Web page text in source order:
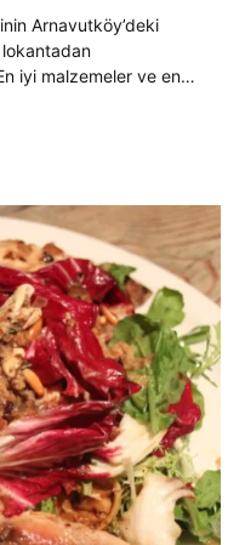
Arnavutköy’deki
lokantadan
iyi malzemeler ve en…